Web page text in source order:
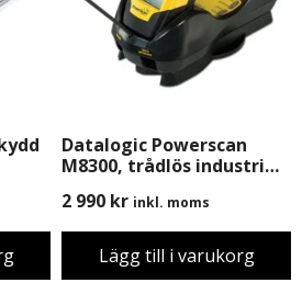
Datalogic Powerscan
M8300, trådlös industri
Basstation/Laddare,
Begagnad, B-Grade
2 990 kr inkl. moms
Lägg till i varukorg